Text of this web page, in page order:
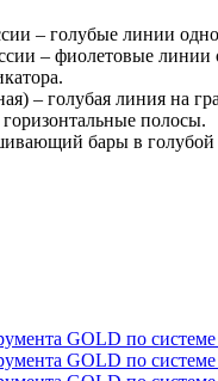
– голубые линии
– фиолетовые линии
– голубая линия на
полосы.
бары в голубой
GOLD по
GOLD по